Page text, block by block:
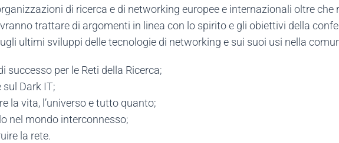
di ricerca e di networking europee e internazionali oltre
trattare di argomenti in linea con lo spirito e gli obiettivi della
ultimi sviluppi delle tecnologie di networking e sui suoi usi nella
successo per le Reti della Ricerca;
sul Dark IT;
la vita, l’universo e tutto quanto;
nel mondo interconnesso;
la rete.